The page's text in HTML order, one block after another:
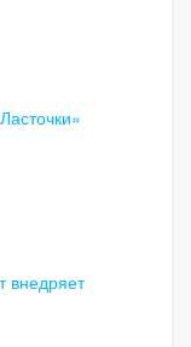
внедряет